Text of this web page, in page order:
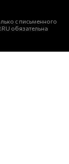
с письменного
обязательна